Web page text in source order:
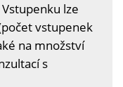
lze
vstupenek
na množství
s